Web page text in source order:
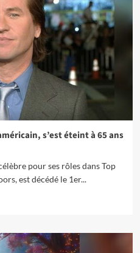
s’est éteint à 65 ans
pour ses rôles dans Top
est décédé le 1er...